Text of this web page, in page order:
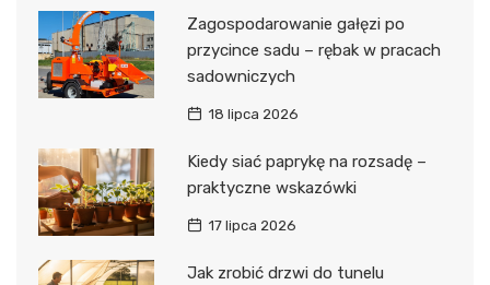
Zagospodarowanie gałęzi po
przycince sadu – rębak w pracach
sadowniczych
18 lipca 2026
Kiedy siać paprykę na rozsadę –
praktyczne wskazówki
17 lipca 2026
Jak zrobić drzwi do tunelu